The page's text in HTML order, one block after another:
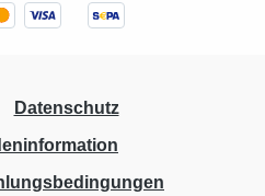
Datenschutz